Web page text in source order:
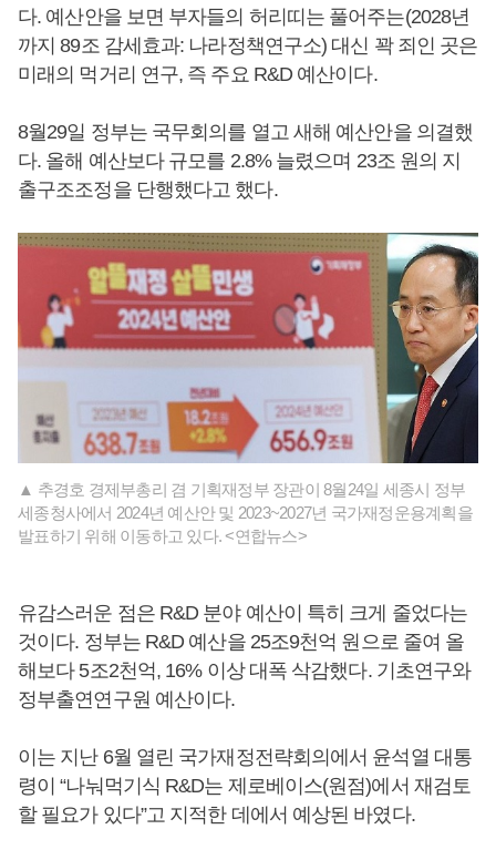
다. 예산안을 보면 부자들의 허리띠는 풀어주는(2028년
까지 89조 감세효과: 나라정책연구소) 대신 꽉 죄인 곳은
미래의 먹거리 연구, 즉 주요 R&D 예산이다.
8월29일 정부는 국무회의를 열고 새해 예산안을 의결했
다. 올해 예산보다 규모를 2.8% 늘렸으며 23조 원의 지
출구조조정을 단행했다고 했다.
▲ 추경호 경제부총리 겸 기획재정부 장관이 8월24일 세종시 정부
세종청사에서 2024년 예산안 및 2023~2027년 국가재정운용계획을
발표하기 위해 이동하고 있다. <연합뉴스>
유감스러운 점은 R&D 분야 예산이 특히 크게 줄었다는
것이다. 정부는 R&D 예산을 25조9천억 원으로 줄여 올
해보다 5조2천억, 16% 이상 대폭 삭감했다. 기초연구와
정부출연연구원 예산이다.
이는 지난 6월 열린 국가재정전략회의에서 윤석열 대통
령이 “나눠먹기식 R&D는 제로베이스(원점)에서 재검토
할 필요가 있다”고 지적한 데에서 예상된 바였다.